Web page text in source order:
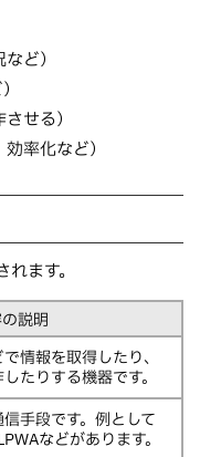
ど）
せる）
率化など）
ます。
説明
情報を取得したり、
たりする機器です。
手段です。例として
などがあります。